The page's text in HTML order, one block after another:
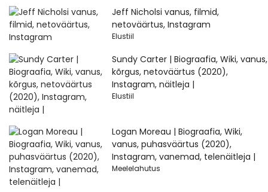
Jeff Nicholsi vanus, filmid,
netoväärtus, Instagram
Elustiil
Sundy Carter | Biograafia, Wiki, vanus,
kõrgus, netoväärtus (2020),
Instagram, näitleja |
Elustiil
Logan Moreau | Biograafia, Wiki,
vanus, puhasväärtus (2020),
Instagram, vanemad, telenäitleja |
Meelelahutus